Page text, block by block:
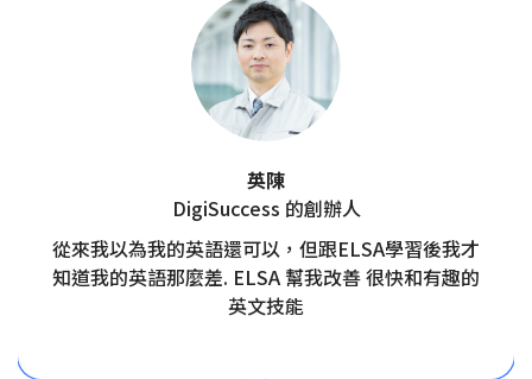
英陳
DigiSuccess 的創辦人
從來我以為我的英語還可以，但跟ELSA學習後我才
知道我的英語那麼差. ELSA 幫我改善 很快和有趣的
英文技能